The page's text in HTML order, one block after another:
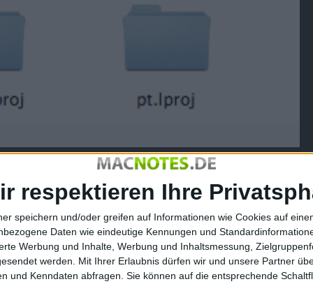
respektieren Ihre
speichern und/oder greifen auf Informationen wie Cookies auf
Daten wie eindeutige Kennungen und
Werbung und Inhalte, Werbung und Inhaltsmessung,
werden.
Mit Ihrer Erlaubnis dürfen wir und unsere Partner
und Kenndaten abfragen. Sie können auf die entsprechende
(426x319 Pixel, 14 kB).
Es ist allerdings nicht klar, was genau dieses Gebilde tun
Dienst wäre aber durchaus denkbar, dass es sich
ermöglicht, eine Nachricht auf seinen Computer zu